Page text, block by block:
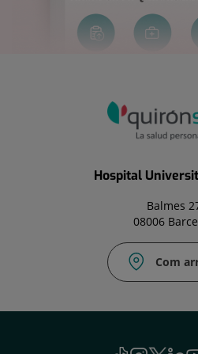
Hospital
Balmes
08006
Com